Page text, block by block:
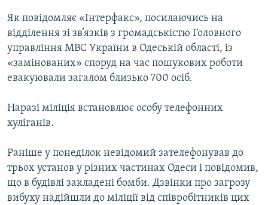
Як повідомляє «Інтерфакс», посилаючись на
відділення зі зв’язків з громадськістю Головного
управління МВС України в Одеській області, із
«замінованих» споруд на час пошукових роботи
евакуювали загалом близько 700 осіб.
Наразі міліція встановлює особу телефонних
хуліганів.
Раніше у понеділок невідомий зателефонував до
трьох установ у різних частинах Одеси і повідомив,
що в будівлі закладені бомби. Дзвінки про загрозу
вибуху надійшли до міліції від співробітників цих